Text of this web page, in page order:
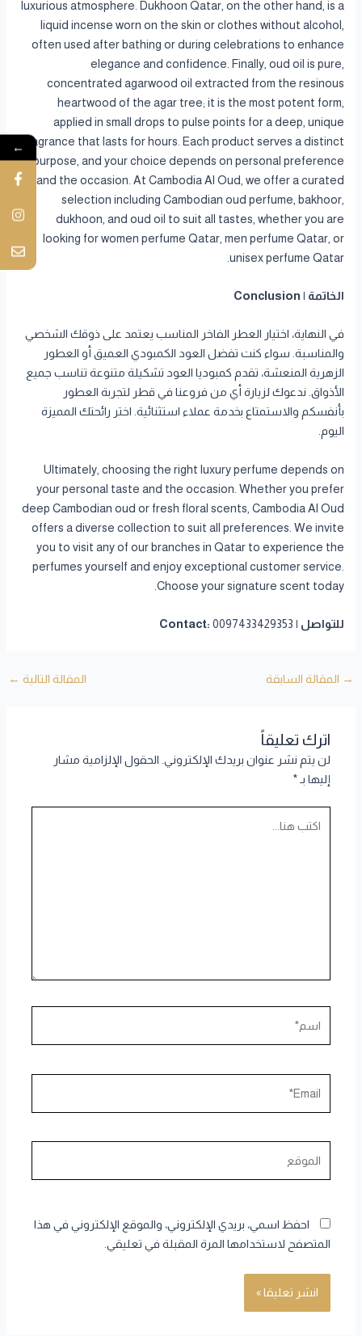
luxurious atmosphere. Dukhoon Qatar, on the other hand, is a
liquid incense worn on the skin or clothes without alcohol,
often used after bathing or during celebrations to enhance
elegance and confidence. Finally, oud oil is pure,
concentrated agarwood oil extracted from the resinous
heartwood of the agar tree; it is the most potent form,
applied in small drops to pulse points for a deep, unique
fragrance that lasts for hours. Each product serves a distinct
purpose, and your choice depends on personal preference
and the occasion. At Cambodia Al Oud, we offer a curated
selection including Cambodian oud perfume, bakhoor,
dukhoon, and oud oil to suit all tastes, whether you are
looking for women perfume Qatar, men perfume Qatar, or
unisex perfume Qatar.
الخاتمة | Conclusion
في النهاية، اختيار العطر الفاخر المناسب يعتمد على ذوقك الشخصي
والمناسبة. سواء كنت تفضل العود الكمبودي العميق أو العطور
الزهرية المنعشة، تقدم كمبوديا العود تشكيلة متنوعة تناسب جميع
الأذواق. ندعوك لزيارة أي من فروعنا في قطر لتجربة العطور
بأنفسكم والاستمتاع بخدمة عملاء استثنائية. اختر رائحتك المميزة
اليوم.
Ultimately, choosing the right luxury perfume depends on
your personal taste and the occasion. Whether you prefer
deep Cambodian oud or fresh floral scents, Cambodia Al Oud
offers a diverse collection to suit all preferences. We invite
you to visit any of our branches in Qatar to experience the
perfumes yourself and enjoy exceptional customer service.
Choose your signature scent today.
للتواصل | Contact: 0097433429353
→ المقالة السابقة المقالة التالية ←
اترك تعليقاً
لن يتم نشر عنوان بريدك الإلكتروني. الحقول الإلزامية مشار
إليها بـ*
هنا...
احفظ اسمي، بريدي الإلكتروني، والموقع الإلكتروني في هذا
المتصفح لاستخدامها المرة المقبلة في تعليقي.
←